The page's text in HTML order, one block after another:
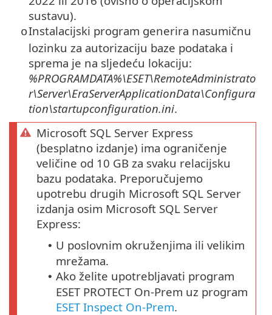
sustavu).
oInstalacijski program generira nasumičnu
lozinku za autorizaciju baze podataka i
sprema je na sljedeću lokaciju:
%PROGRAMDATA%\ESET\RemoteAdministrato
r\Server\EraServerApplicationData\Configura
tion\startupconfiguration.ini.
Microsoft SQL Server Express
(besplatno izdanje) ima ograničenje
veličine od 10 GB za svaku relacijsku
bazu podataka. Preporučujemo
upotrebu drugih Microsoft SQL Server
izdanja osim Microsoft SQL Server
Express:
• U poslovnim okruženjima ili velikim
mrežama.
• Ako želite upotrebljavati program
ESET PROTECT On-Prem uz program
ESET Inspect On-Prem.